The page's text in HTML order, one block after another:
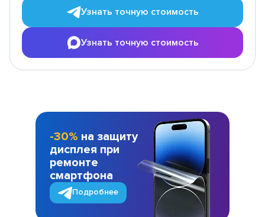
Узнать точную стоимость
Узнать точную стоимость
-30% на защиту
дисплея при
ремонте
смартфона
Подробнее